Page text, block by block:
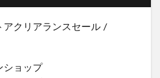
アクリアランスセール /
ショップ